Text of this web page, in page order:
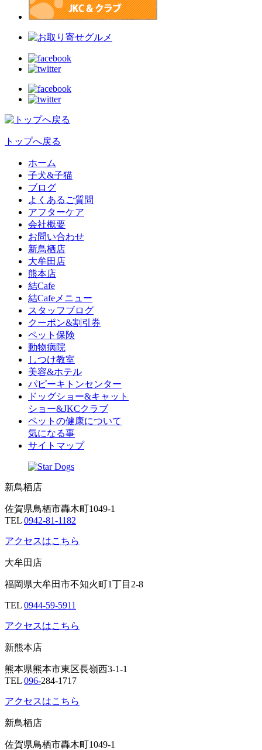
トップへ戻る
ホーム
子犬&子猫
ブログ
よくあるご質問
アフターケア
会社概要
お問い合わせ
新鳥栖店
大牟田店
熊本店
結Cafe
結Cafeメニュー
スタッフブログ
クーポン&割引券
ペット保険
動物病院
しつけ教室
美容&ホテル
パピーキトンセンター
ドッグショー&キャット
ショー&JKCクラブ
ペットの健康について
気になる事
サイトマップ
新鳥栖店
佐賀県鳥栖市轟木町1049-1
TEL 0942-81-1182
アクセスはこちら
大牟田店
福岡県大牟田市不知火町1丁目2-8
TEL 0944-59-5911
アクセスはこちら
新熊本店
熊本県熊本市東区長嶺西3-1-1
TEL 096-284-1717
アクセスはこちら
新鳥栖店
佐賀県鳥栖市轟木町1049-1